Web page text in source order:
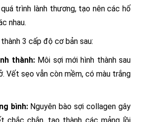
trình lành thương, tạo nên các hố
nhau.
3 cấp độ cơ bản sau:
thành:Môi sợi mới hình thành sau
Vết sẹo vẫn còn mềm, có màu trắng
bình:Nguyên bào sợi collagen gây